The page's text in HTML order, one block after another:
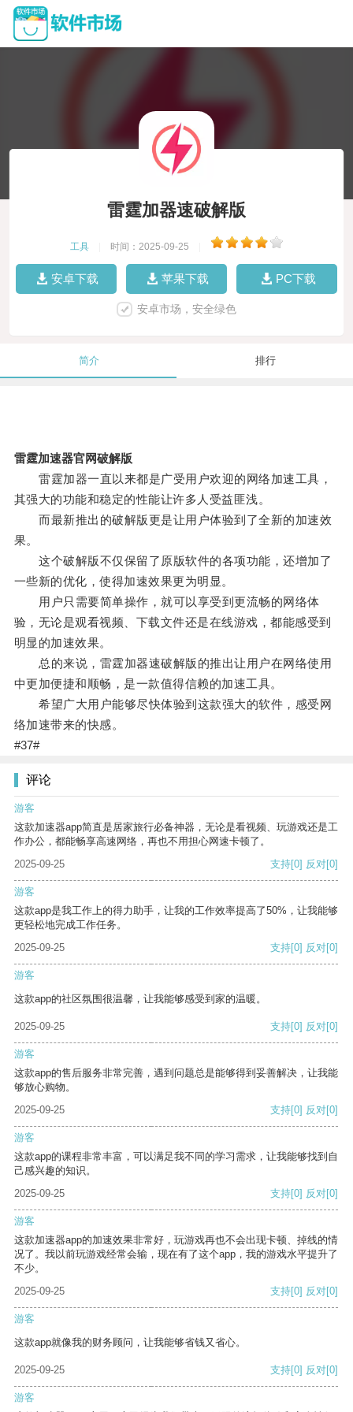
雷霆加器速破解版
工具 时间：2025-09-25
安卓下载 苹果下载 PC下载
安卓市场，安全绿色
简介 排行
雷霆加速器官网破解版
雷霆加器一直以来都是广受用户欢迎的网络加速工具，
其强大的功能和稳定的性能让许多人受益匪浅。
而最新推出的破解版更是让用户体验到了全新的加速效
果。
这个破解版不仅保留了原版软件的各项功能，还增加了
一些新的优化，使得加速效果更为明显。
用户只需要简单操作，就可以享受到更流畅的网络体
验，无论是观看视频、下载文件还是在线游戏，都能感受到
明显的加速效果。
总的来说，雷霆加器速破解版的推出让用户在网络使用
中更加便捷和顺畅，是一款值得信赖的加速工具。
希望广大用户能够尽快体验到这款强大的软件，感受网
络加速带来的快感。
#37#
评论
游客
这款加速器app简直是居家旅行必备神器，无论是看视频、玩游戏还是工
作办公，都能畅享高速网络，再也不用担心网速卡顿了。
2025-09-25
支持[0] 反对[0]
游客
这款app是我工作上的得力助手，让我的工作效率提高了50%，让我能够
更轻松地完成工作任务。
2025-09-25
支持[0] 反对[0]
游客
这款app的社区氛围很温馨，让我能够感受到家的温暖。
2025-09-25 支持[0] 反对[0]
游客
这款app的售后服务非常完善，遇到问题总是能够得到妥善解决，让我能
够放心购物。
2025-09-25
支持[0] 反对[0]
游客
这款app的课程非常丰富，可以满足我不同的学习需求，让我能够找到自
己感兴趣的知识。
2025-09-25
支持[0] 反对[0]
游客
这款加速器app的加速效果非常好，玩游戏再也不会出现卡顿、掉线的情
况了。我以前玩游戏经常会输，现在有了这个app，我的游戏水平提升了
不少。
2025-09-25
支持[0] 反对[0]
游客
这款app就像我的财务顾问，让我能够省钱又省心。
2025-09-25 支持[0] 反对[0]
游客